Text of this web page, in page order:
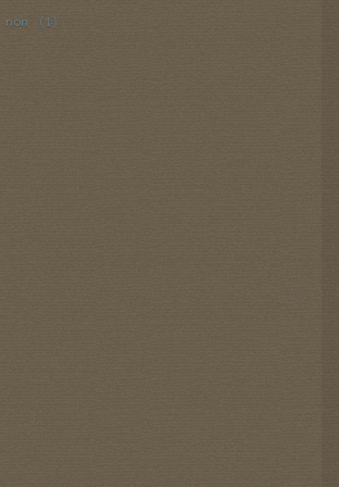
non (1)